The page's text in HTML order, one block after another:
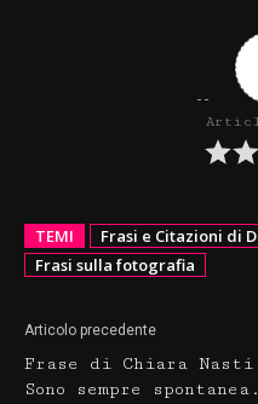
TEMI
Frasi e Citazioni di
Frasi sulla fotografia
Articolo precedente
Frase di Chiara Nasti
Sono sempre spontanea.